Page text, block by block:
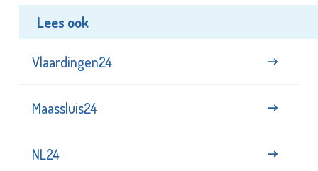
Lees ook
Vlaardingen24
Maassluis24
NL24